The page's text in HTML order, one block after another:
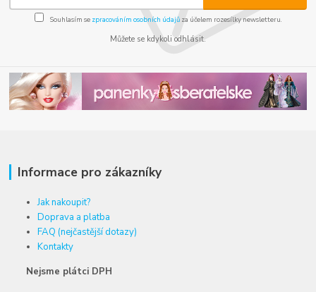
Souhlasím se zpracováním osobních údajůza účelem rozesílky newsletteru.
Můžete se kdykoli odhlásit.
Informace pro zákazníky
Jak nakoupit?
Doprava a platba
FAQ (nejčastější dotazy)
Kontakty
Nejsme plátci DPH